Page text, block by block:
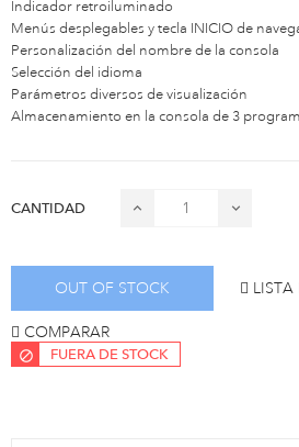
Indicador retroiluminado
Menús desplegables y tecla INICIO de
Personalización del nombre de la consola
Selección del idioma
Parámetros diversos de visualización
Almacenamiento en la consola de 3
CANTIDAD
OUT OF STOCK LISTA
COMPARAR
FUERA DE STOCK